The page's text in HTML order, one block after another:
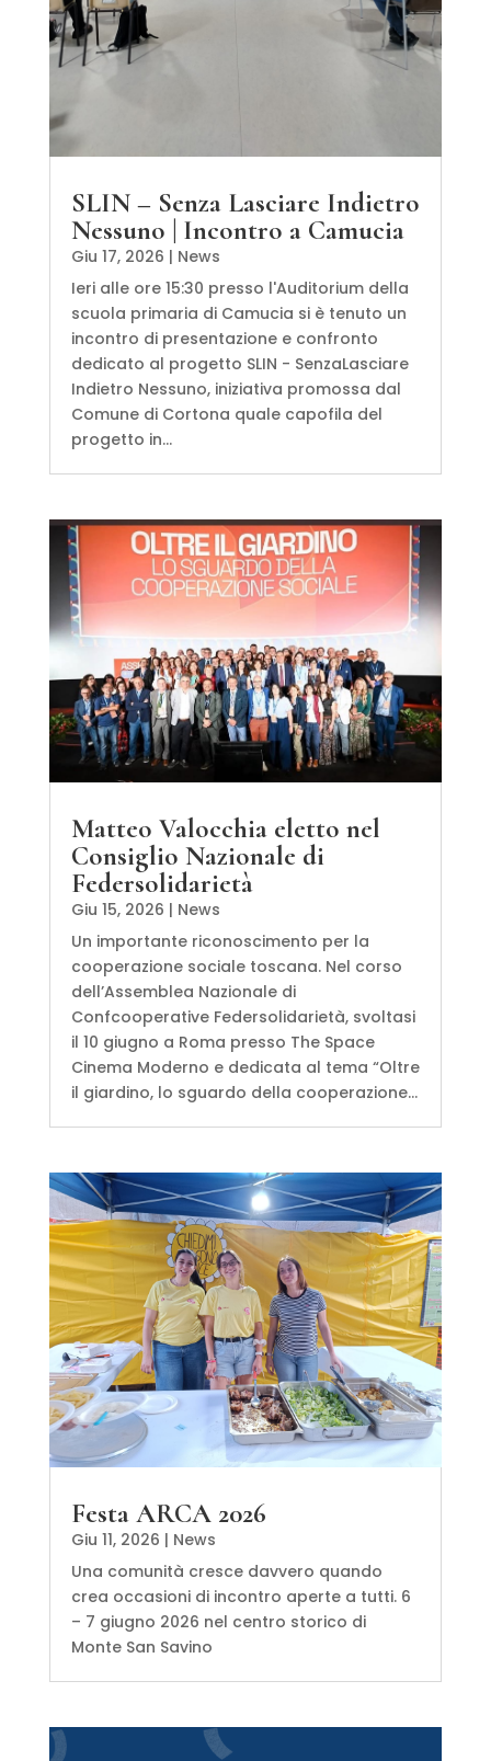
SLIN – Senza Lasciare Indietro
Nessuno | Incontro a Camucia
Giu 17, 2026 | News
Ieri alle ore 15:30 presso l'Auditorium della
scuola primaria di Camucia si è tenuto un
incontro di presentazione e confronto
dedicato al progetto SLIN - SenzaLasciare
Indietro Nessuno, iniziativa promossa dal
Comune di Cortona quale capofila del
progetto in...
Matteo Valocchia eletto nel
Consiglio Nazionale di
Federsolidarietà
Giu 15, 2026 | News
Un importante riconoscimento per la
cooperazione sociale toscana. Nel corso
dell’Assemblea Nazionale di
Confcooperative Federsolidarietà, svoltasi
il 10 giugno a Roma presso The Space
Cinema Moderno e dedicata al tema “Oltre
il giardino, lo sguardo della cooperazione...
Festa ARCA 2026
Giu 11, 2026 | News
Una comunità cresce davvero quando
crea occasioni di incontro aperte a tutti. 6
– 7 giugno 2026 nel centro storico di
Monte San Savino